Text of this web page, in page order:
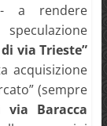
a rendere
via Trieste”
acquisizione
(sempre
Baracca